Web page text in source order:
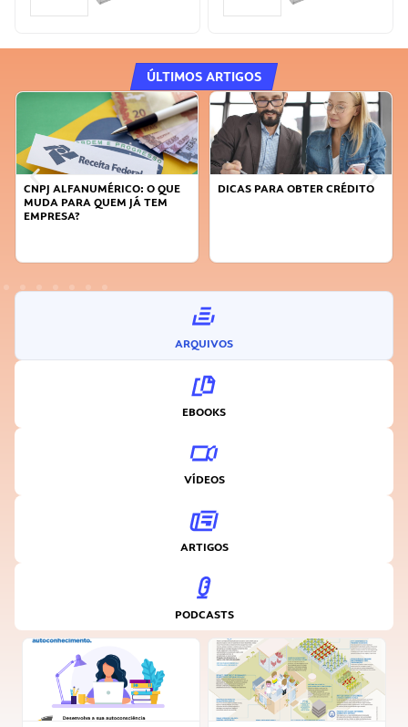
ÚLTIMOS ARTIGOS
DICAS PARA OBTER CRÉDITO
FAÇA A DIFERENÇA: SEJA
ARQUIVOS
EBOOKS
VÍDEOS
ARTIGOS
PODCASTS